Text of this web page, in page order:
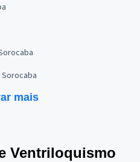
mais
Ventriloquismo